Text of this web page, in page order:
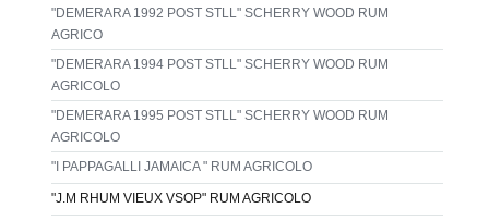
"DEMERARA 1992 POST STLL" SCHERRY WOOD RUM
AGRICO
"DEMERARA 1994 POST STLL" SCHERRY WOOD RUM
AGRICOLO
"DEMERARA 1995 POST STLL" SCHERRY WOOD RUM
AGRICOLO
"I PAPPAGALLI JAMAICA " RUM AGRICOLO
"J.M RHUM VIEUX VSOP" RUM AGRICOLO